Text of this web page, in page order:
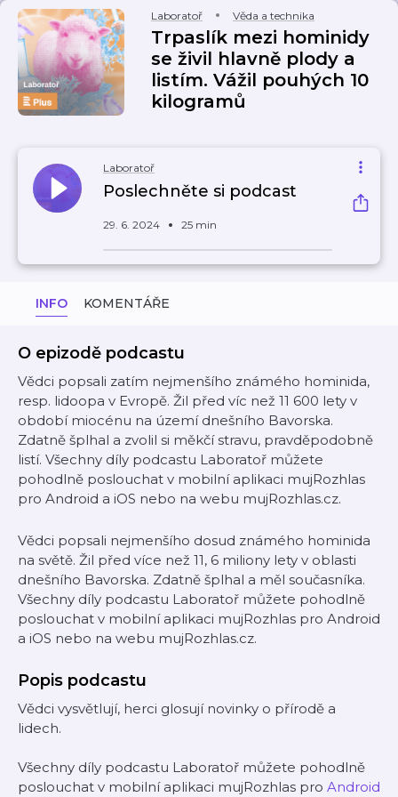
Laboratoř Věda a technika
Trpaslík mezi hominidy
se živil hlavně plody a
listím. Vážil pouhých 10
kilogramů
Laboratoř
Poslechněte si podcast
29. 6. 2024 25 min
INFO KOMENTÁŘE
O epizodě podcastu
Vědci popsali zatím nejmenšího známého hominida,
resp. lidoopa v Evropě. Žil před víc než 11 600 lety v
období miocénu na území dnešního Bavorska.
Zdatně šplhal a zvolil si měkčí stravu, pravděpodobně
listí. Všechny díly podcastu Laboratoř můžete
pohodlně poslouchat v mobilní aplikaci mujRozhlas
pro Android a iOS nebo na webu mujRozhlas.cz.
Vědci popsali nejmenšího dosud známého hominida
na světě. Žil před více než 11, 6 miliony lety v oblasti
dnešního Bavorska. Zdatně šplhal a měl současníka.
Všechny díly podcastu Laboratoř můžete pohodlně
poslouchat v mobilní aplikaci mujRozhlas pro Android
a iOS nebo na webu mujRozhlas.cz.
Popis podcastu
Vědci vysvětlují, herci glosují novinky o přírodě a
lidech.
Všechny díly podcastu Laboratoř můžete pohodlně
poslouchat v mobilní aplikaci mujRozhlas pro Android